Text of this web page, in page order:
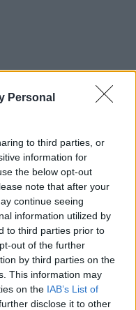
Personal
to third parties, or
information for
the below opt-out
note that after your
continue seeing
information utilized by
to third parties prior to
out of the further
by third parties on the
This information may
on the IAB’s List of
disclose it to other
φεστιβάλ
την
ως ​κομμάτι μιας
τουρίστες, ειδικά
ο
Νίκος